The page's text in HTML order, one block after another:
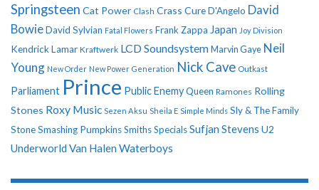
Springsteen Cat Power Clash Crass CureD'Angelo David
BowieDavid Sylvian Fatal Flowers Frank Zappa Japan Joy Division
Kendrick Lamar Kraftwerk LCD Soundsystem Marvin Gaye Neil
Young New Order New Power Generation Nick Cave Outkast
Parliament Prince Public EnemyQueen Ramones Rolling
Stones Roxy Music Sezen Aksu Sheila E Simple Minds Sly & The Family
StoneSmashing PumpkinsSmithsSpecialsSufjan Stevens U2
Underworld Van Halen Waterboys